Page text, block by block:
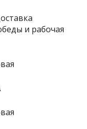
и рабочая